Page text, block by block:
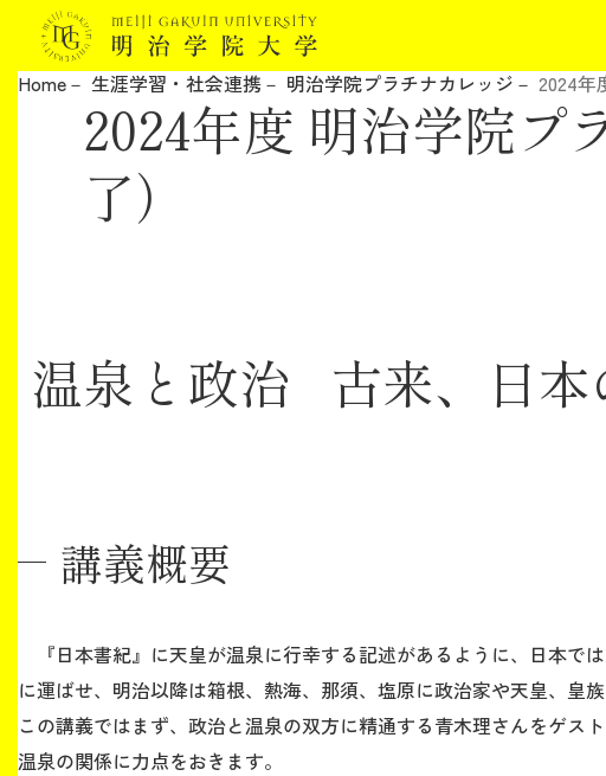
明治学院大学について
留学・国際交流
入試情報サイト
Home 生涯学習・社会連携 明治学院プラチナカレッジ 2024年
2024年度 明治学院プ
了）
温泉と政治 古来、日本
講義概要
『日本書紀』に天皇が温泉に行幸する記述があるように、日本で
に運ばせ、明治以降は箱根、熱海、那須、塩原に政治家や天皇、皇族
この講義ではまず、政治と温泉の双方に精通する青木理さんをゲス
温泉の関係に力点をおきます。